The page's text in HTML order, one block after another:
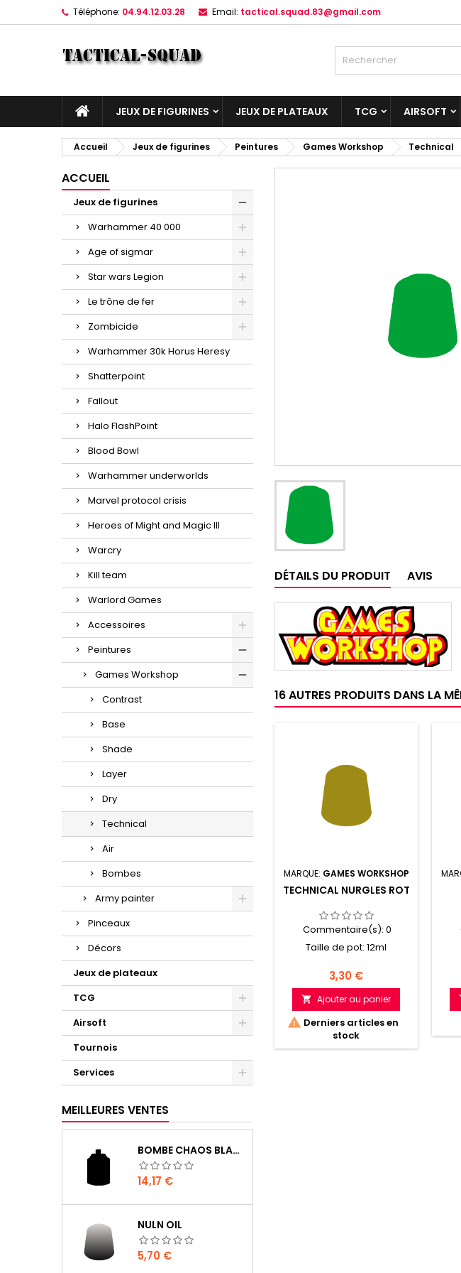
Téléphone: 04.94.12.03.28 Email: tactical.squad.83@gmail.com
JEUX DE FIGURINES JEUX DE PLATEAUX TCG AIRSOFT
Accueil Jeux de figurines Peintures Games Workshop Technical
ACCUEIL
Jeux de figurines
Warhammer 40 000
Age of sigmar
Star wars Legion
Le trône de fer
Zombicide
Warhammer 30k Horus Heresy
Shatterpoint
Fallout
Halo FlashPoint
Blood Bowl
Warhammer underworlds
Marvel protocol crisis
Heroes of Might and Magic III
Warcry
Kill team
Warlord Games
Accessoires
Peintures
Games Workshop
Contrast
Base
Shade
Layer
Dry
Technical
Air
Bombes
Army painter
Pinceaux
Décors
Jeux de plateaux
TCG
Airsoft
Tournois
Services
MEILLEURES VENTES
BOMBE CHAOS BLACK
Prix
14,17 €
NULN OIL
Prix
5,70 €
DÉTAILS DU PRODUIT AVIS
16 AUTRES PRODUITS DANS LA
MARQUE: GAMES WORKSHOP
TECHNICAL NURGLES ROT
Commentaire(s): 0
Taille de pot: 12ml
Prix
3,30 €
 Ajouter au panier
 Derniers articles en
stock